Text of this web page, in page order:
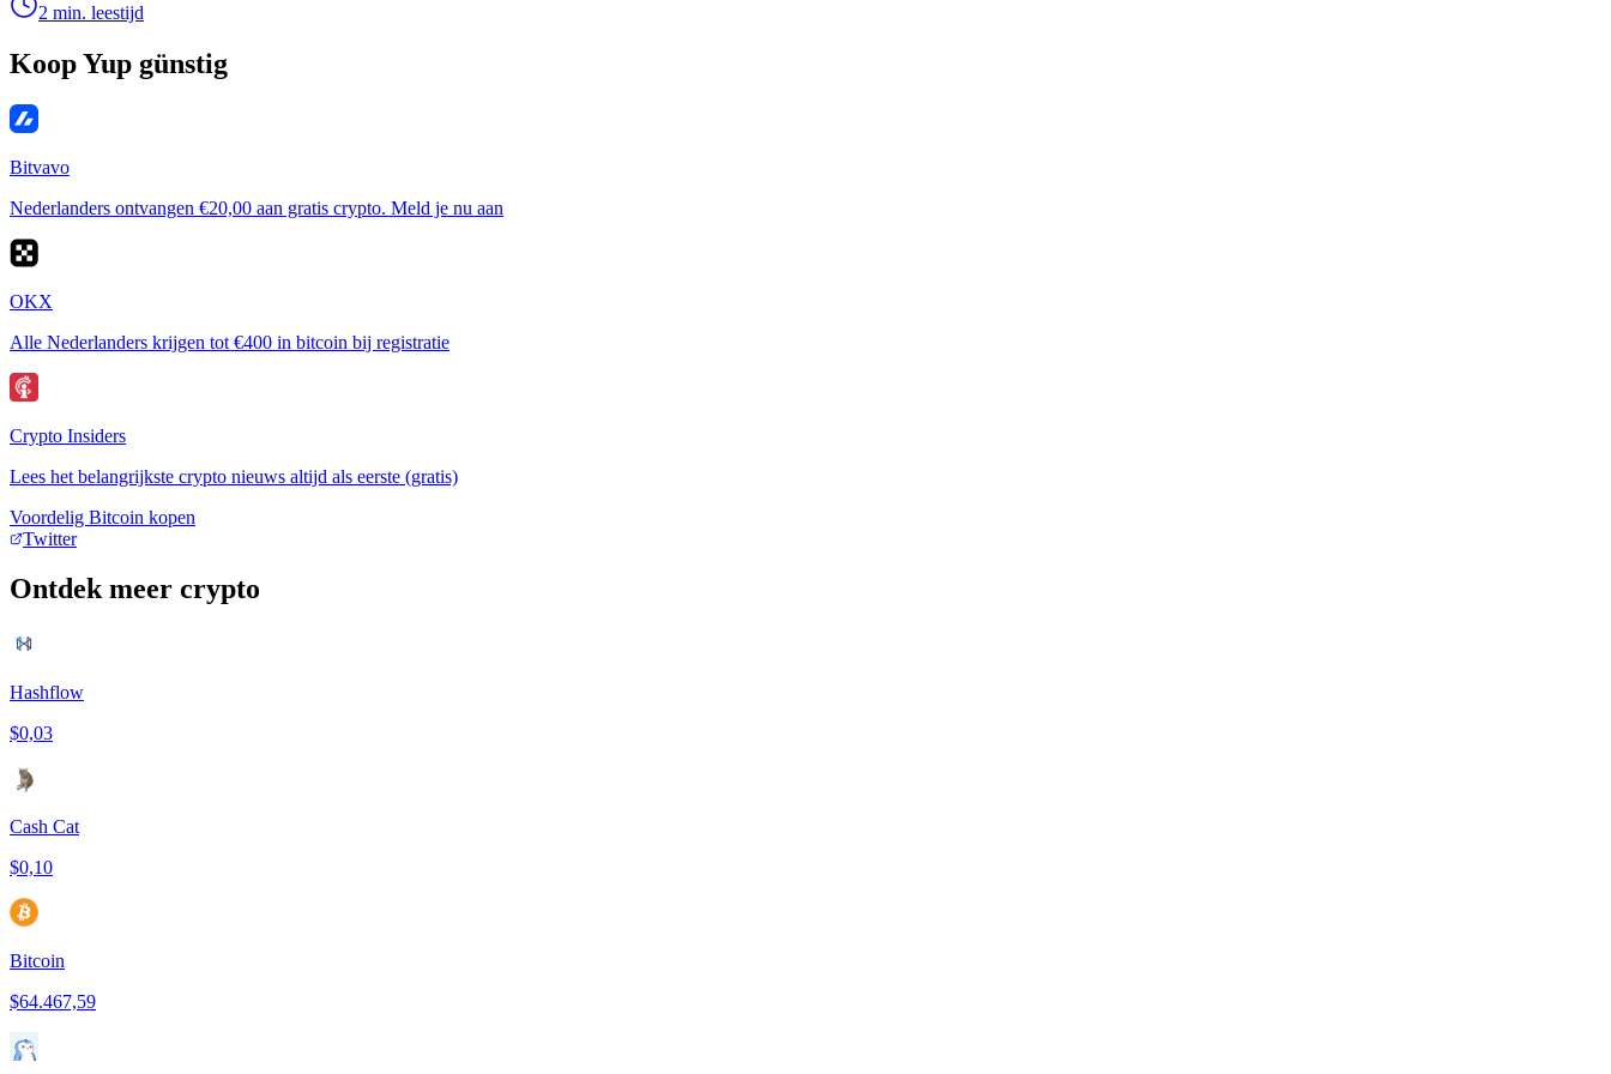
2 min. leestijd
Koop Yup günstig
Bitvavo
Nederlanders ontvangen €20,00 aan gratis crypto. Meld je nu aan
OKX
Alle Nederlanders krijgen tot €400 in bitcoin bij registratie
Crypto Insiders
Lees het belangrijkste crypto nieuws altijd als eerste (gratis)
Voordelig Bitcoin kopen
Twitter
Ontdek meer crypto
Hashflow
$0,03
Cash Cat
$0,10
Bitcoin
$64.467,59